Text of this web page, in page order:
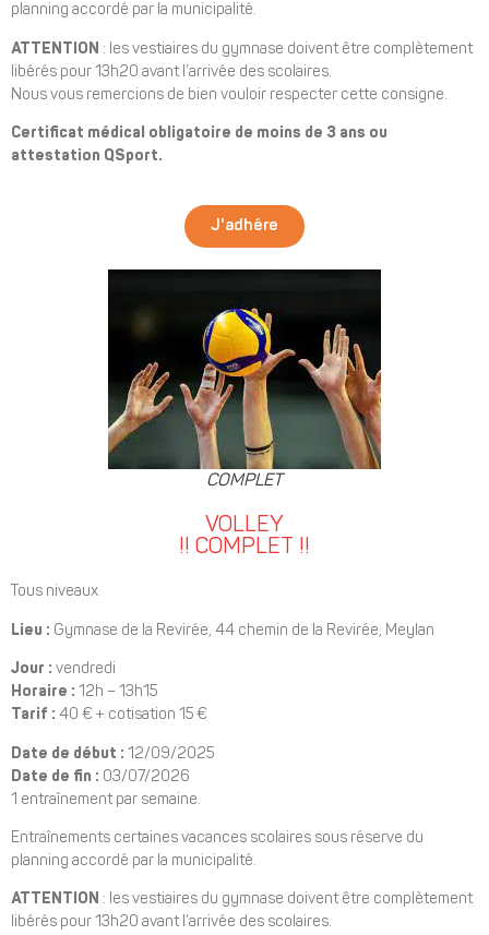
planning accordé par la municipalité.
ATTENTION : les vestiaires du gymnase doivent être complètement
libérés pour 13h20 avant l’arrivée des scolaires.
Nous vous remercions de bien vouloir respecter cette consigne.
Certificat médical obligatoire de moins de 3 ans ou
attestation QSport.
J'adhére
COMPLET
VOLLEY
!! COMPLET !!
Tous niveaux
Lieu : Gymnase de la Revirée, 44 chemin de la Revirée, Meylan
Jour : vendredi
Horaire : 12h – 13h15
Tarif : 40 € + cotisation 15 €
Date de début : 12/09/2025
Date de fin : 03/07/2026
1 entraînement par semaine.
Entraînements certaines vacances scolaires sous réserve du
planning accordé par la municipalité.
ATTENTION : les vestiaires du gymnase doivent être complètement
libérés pour 13h20 avant l’arrivée des scolaires.